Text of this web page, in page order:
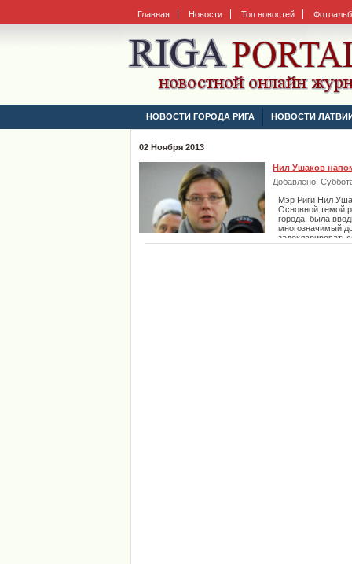
Главная Новости Топ новостей
НОВОСТИ ГОРОДА РИГА НОВОСТИ
02 Ноября 2013
Нил Ушаков
Добавлено:
Мэр Риги Нил
Основной темой
города, была
многозначимый
медицинских